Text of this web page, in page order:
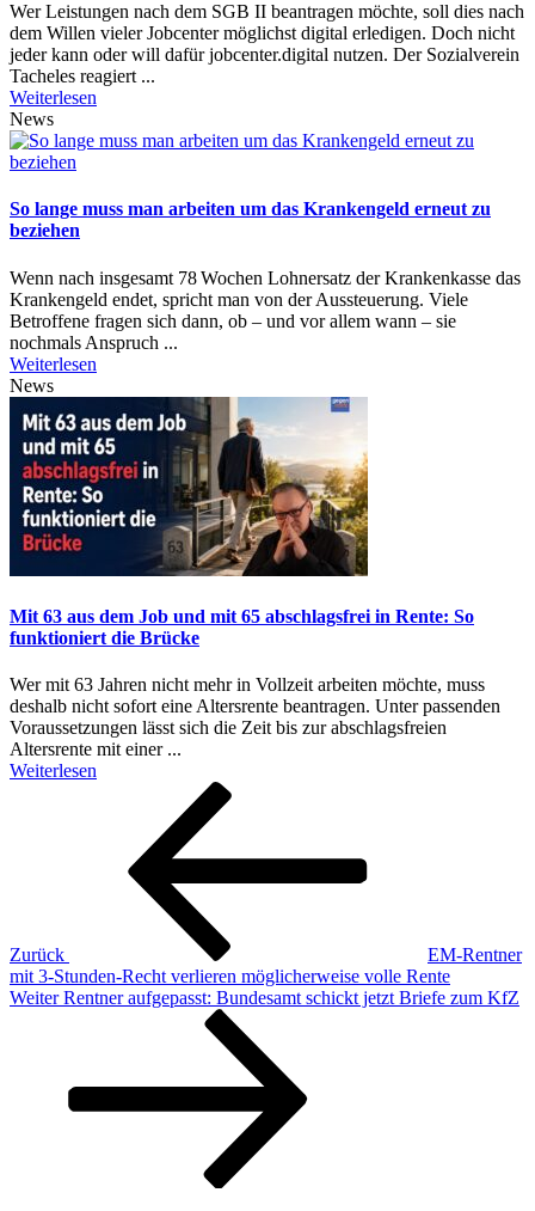
Wer Leistungen nach dem SGB II beantragen möchte, soll dies nach
dem Willen vieler Jobcenter möglichst digital erledigen. Doch nicht
jeder kann oder will dafür jobcenter.digital nutzen. Der Sozialverein
Tacheles reagiert ...
Weiterlesen
News
So lange muss man arbeiten um das Krankengeld erneut zu
beziehen
Wenn nach insgesamt 78 Wochen Lohnersatz der Krankenkasse das
Krankengeld endet, spricht man von der Aussteuerung. Viele
Betroffene fragen sich dann, ob – und vor allem wann – sie
nochmals Anspruch ...
Weiterlesen
News
Mit 63 aus dem Job und mit 65 abschlagsfrei in Rente: So
funktioniert die Brücke
Wer mit 63 Jahren nicht mehr in Vollzeit arbeiten möchte, muss
deshalb nicht sofort eine Altersrente beantragen. Unter passenden
Voraussetzungen lässt sich die Zeit bis zur abschlagsfreien
Altersrente mit einer ...
Weiterlesen
Zurück
EM-Rentner
mit 3-Stunden-Recht verlieren möglicherweise volle Rente
Nächster
Weiter Rentner aufgepasst: Bundesamt schickt jetzt Briefe zum KfZ